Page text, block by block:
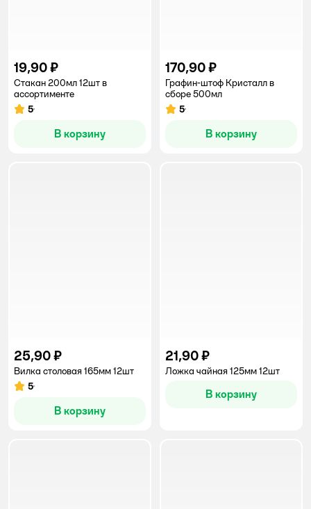
19,90 ₽
Стакан 200мл 12шт в
ассортименте
Рейтинг:
5
В корзину
170,90 ₽
Графин-штоф Кристалл в
сборе 500мл
Рейтинг:
5
В корзину
25,90 ₽
Вилка cтоловая 165мм 12шт
Рейтинг:
5
В корзину
21,90 ₽
Ложка чайная 125мм 12шт
В корзину